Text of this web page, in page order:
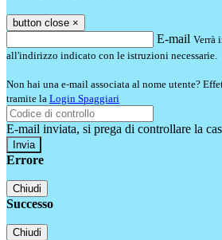
button close ×
E-mail Verrà
all'indirizzo indicato con le istruzioni necessarie.
Non hai una e-mail associata al nome utente?
tramite la Login Spaggiari
E-mail inviata, si prega di controllare la
Errore
Chiudi
Successo
Chiudi